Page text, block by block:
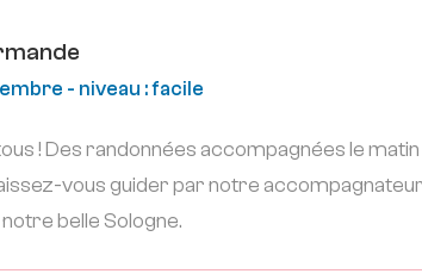
- niveau : facile
! Des randonnées accompagnées le
vous guider par notre
belle Sologne.